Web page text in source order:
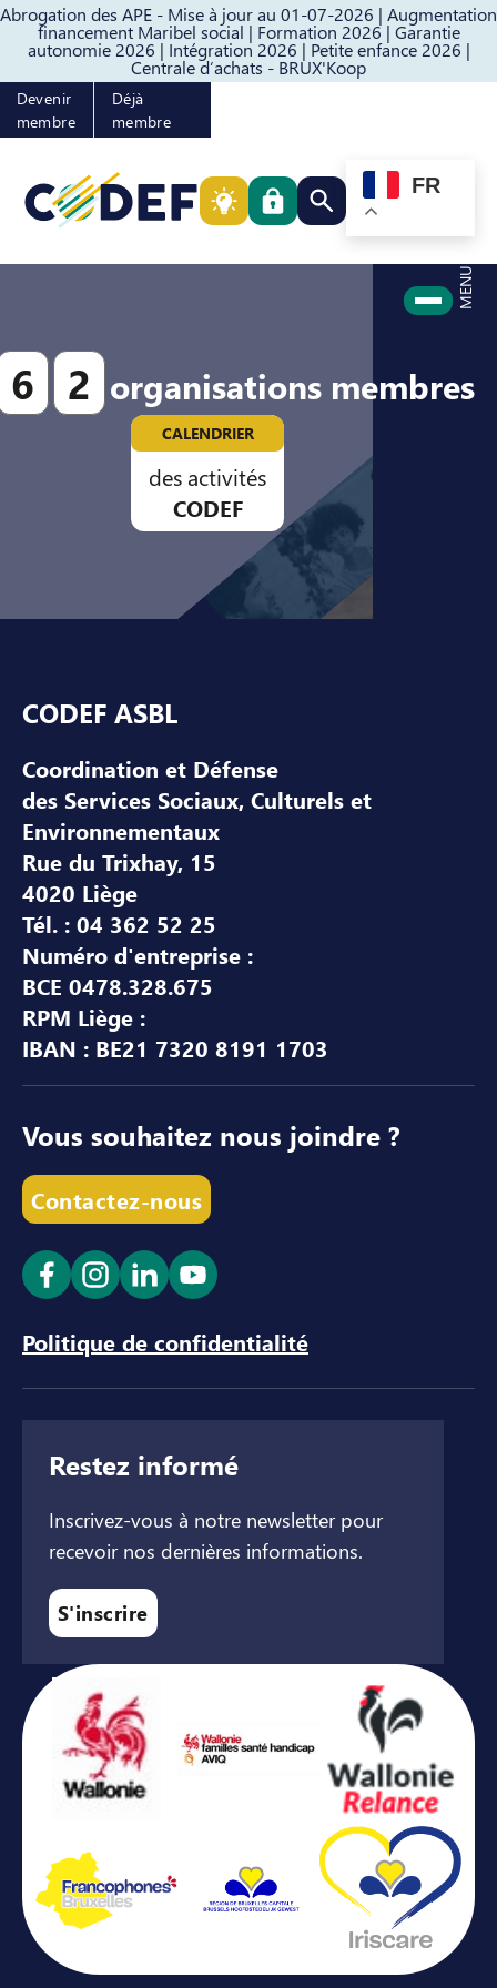
Abrogation des APE - Mise à jour au 01-07-2026 | Augmentation
financement Maribel social | Formation 2026 | Garantie
autonomie 2026 | Intégration 2026 | Petite enfance 2026 |
Centrale d’achats - BRUX'Koop
Passer au contenuPasser au pied de page
Devenir
membre
Déjà
membre
Rechercher quelque
FR
MENU
6 2 organisations membres
CALENDRIER
des activités
CODEF
CODEF ASBL
Coordination et Défense
des Services Sociaux, Culturels et
Environnementaux
Rue du Trixhay, 15
4020 Liège
Tél. : 04 362 52 25
Numéro d'entreprise :
BCE 0478.328.675
RPM Liège :
IBAN : BE21 7320 8191 1703
Vous souhaitez nous joindre ?
Contactez-nous
Ouvrir le lien dans un nouvel onglet
Ouvrir le lien dans un nouvel onglet
Ouvrir le lien dans un nouvel
Ouvrir le lien dans un
Politique de confidentialité
Restez informé
Inscrivez-vous à notre newsletter pour
recevoir nos dernières informations.
S'inscrire
Avec le soutien de ...